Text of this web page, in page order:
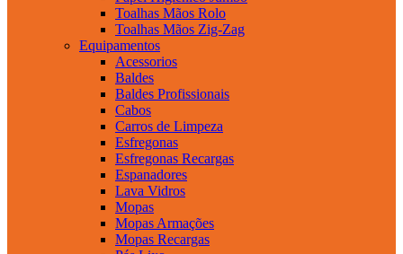
Toalhas Mãos Rolo
Toalhas Mãos Zig-Zag
Equipamentos
Acessorios
Baldes
Baldes Profissionais
Cabos
Carros de Limpeza
Esfregonas
Esfregonas Recargas
Espanadores
Lava Vidros
Mopas
Mopas Armações
Mopas Recargas